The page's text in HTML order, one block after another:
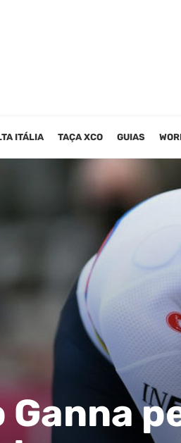
ITÁLIA TAÇA XCO GUIAS
Ganna